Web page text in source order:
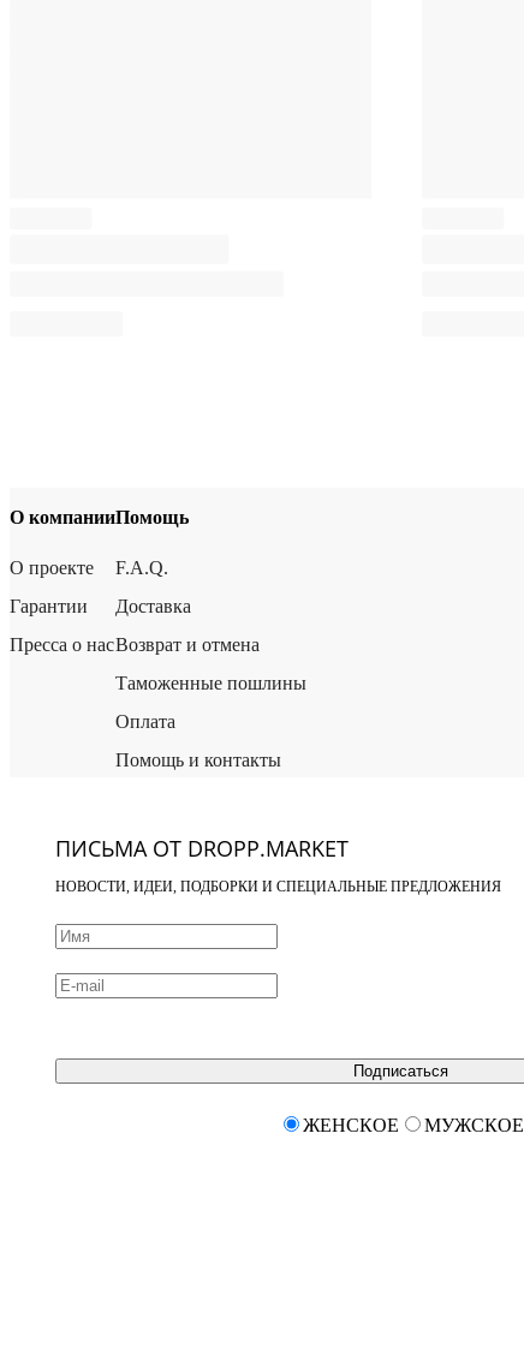
О компании
О проекте
Гарантии
Пресса о нас
Помощь
F.A.Q.
Доставка
Возврат и отмена
Таможенные пошлины
Оплата
Помощь и контакты
ПИСЬМА ОТ DROPP.MARKET
НОВОСТИ, ИДЕИ, ПОДБОРКИ И СПЕЦИАЛЬНЫЕ ПРЕДЛОЖЕНИЯ
Подписаться
ЖЕНСКОЕ МУЖСКОЕ